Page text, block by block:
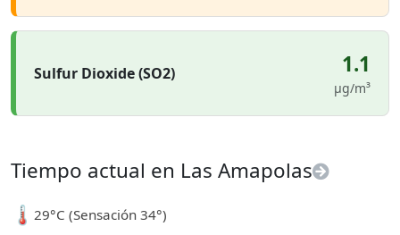
Sulfur Dioxide (SO2) 1.1
µg/m³
Tiempo actual en Las Amapolas
🌡️29°C (Sensación 34°)